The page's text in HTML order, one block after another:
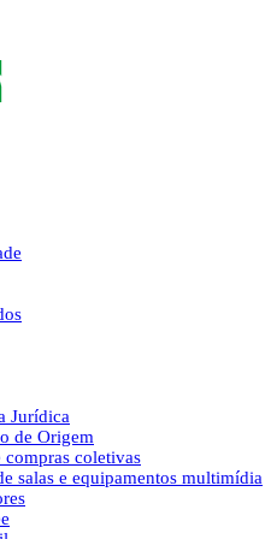
Jurídica
de Origem
compras coletivas
salas e equipamentos multimídia